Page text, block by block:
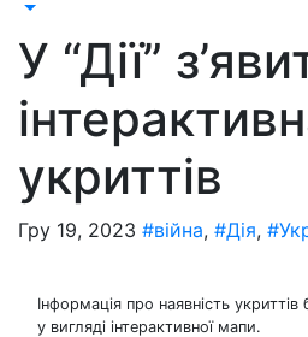
У “Дії”
укриттів
Гру 19, 2023 #війна, #Дія,
Інформація про наявність
у вигляді інтерактивної мапи.